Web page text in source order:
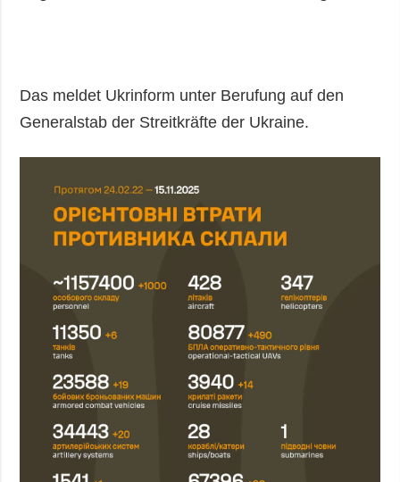
Das meldet Ukrinform unter Berufung auf den
Generalstab der Streitkräfte der Ukraine.